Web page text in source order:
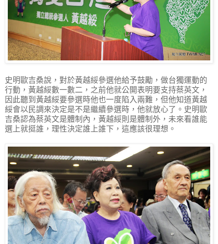
史明歐吉桑說，對於黃越綏參選他給予鼓勵，做台獨運動的
行動，黃越綏數一數二，之前他就公開表明要支持蔡英文，
因此聽到黃越綏要參選時他也一度陷入兩難，但他知道黃越
綏會以民調來決定是不是繼續參選時，他就放心了。史明歐
吉桑認為蔡英文是體制內，黃越綏則是體制外，未來看誰能
選上就挺誰，理性決定誰上誰下，這應該很理想。